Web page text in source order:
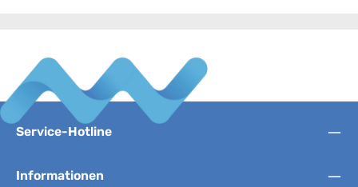
Service-Hotline
Informationen